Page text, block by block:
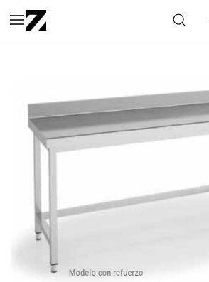
Saltar al
contenido